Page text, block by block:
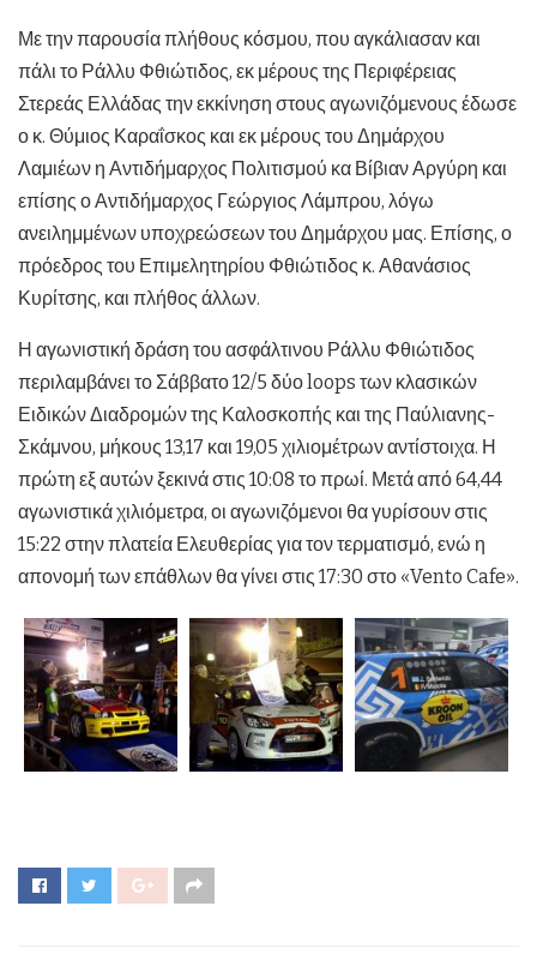
Με την παρουσία πλήθους κόσμου, που αγκάλιασαν και
πάλι το Ράλλυ Φθιώτιδος, εκ μέρους της Περιφέρειας
Στερεάς Ελλάδας την εκκίνηση στους αγωνιζόμενους έδωσε
ο κ. Θύμιος Καραΐσκος και εκ μέρους του Δημάρχου
Λαμιέων η Αντιδήμαρχος Πολιτισμού κα Βίβιαν Αργύρη και
επίσης ο Αντιδήμαρχος Γεώργιος Λάμπρου, λόγω
ανειλημμένων υποχρεώσεων του Δημάρχου μας. Επίσης, ο
πρόεδρος του Επιμελητηρίου Φθιώτιδος κ. Αθανάσιος
Κυρίτσης, και πλήθος άλλων.
Η αγωνιστική δράση του ασφάλτινου Ράλλυ Φθιώτιδος
περιλαμβάνει το Σάββατο 12/5 δύο loops των κλασικών
Ειδικών Διαδρομών της Καλοσκοπής και της Παύλιανης-
Σκάμνου, μήκους 13,17 και 19,05 χιλιομέτρων αντίστοιχα. Η
πρώτη εξ αυτών ξεκινά στις 10:08 το πρωί. Μετά από 64,44
αγωνιστικά χιλιόμετρα, οι αγωνιζόμενοι θα γυρίσουν στις
15:22 στην πλατεία Ελευθερίας για τον τερματισμό, ενώ η
απονομή των επάθλων θα γίνει στις 17:30 στο «Vento Cafe».